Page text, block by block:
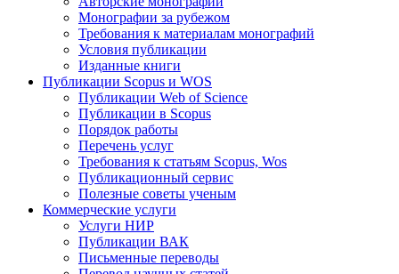
Монографии за рубежом
Требования к материалам монографий
Условия публикации
Изданные книги
Публикации Scopus и WOS
Публикации Web of Science
Публикации в Scopus
Порядок работы
Перечень услуг
Требования к статьям Scopus, Wos
Публикационный сервис
Полезные советы ученым
Коммерческие услуги
Услуги НИР
Публикации ВАК
Письменные переводы